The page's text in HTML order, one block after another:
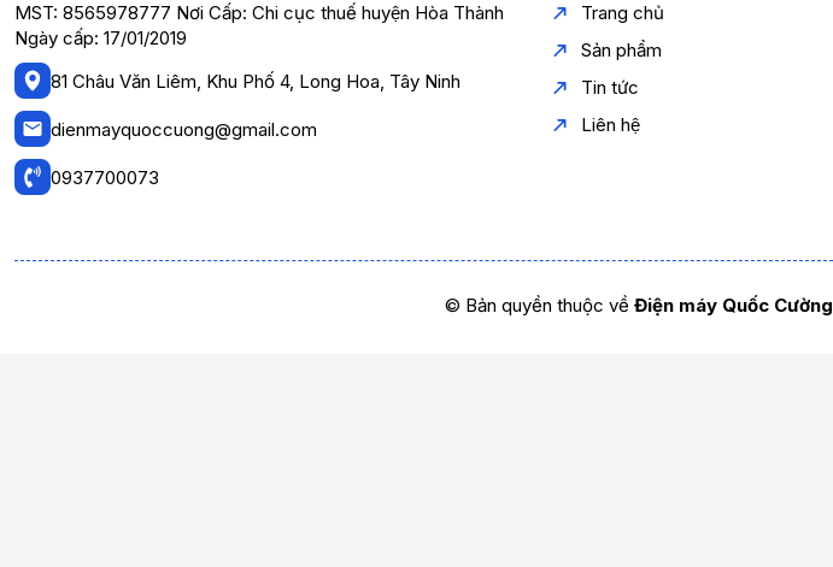
MST: 8565978777 Nơi Cấp: Chi cục thuế huyện Hòa Thành
Ngày cấp: 17/01/2019
81 Châu Văn Liêm, Khu Phố 4, Long Hoa, Tây Ninh
dienmayquoccuong@gmail.com
0937700073
Trang chủ
Sản phẩm
Tin tức
Liên hệ
© Bản quyền thuộc về Điện máy Quốc Cường